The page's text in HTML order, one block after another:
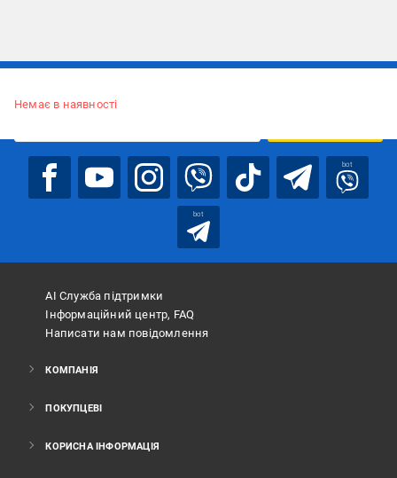
Немає в наявності
bot
bot
АІ Служба підтримки
Інформаційний центр, FAQ
Написати нам повідомлення
КОМПАНІЯ
ПОКУПЦЕВІ
КОРИСНА ІНФОРМАЦІЯ